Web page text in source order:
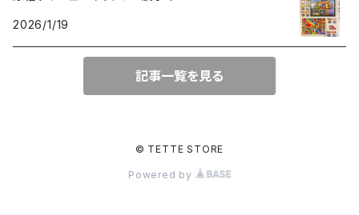
2026/1/19
記事一覧を見る
© TETTE STORE
Powered by